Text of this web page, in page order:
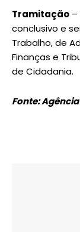
Tramitação
conclusivo e
Trabalho, de
Finanças e
de Cidadania.
Fonte: